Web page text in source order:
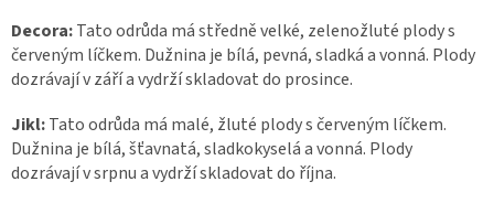
Decora:Tato odrůda má středně velké, zelenožluté plody s
červeným líčkem. Dužnina je bílá, pevná, sladká a vonná. Plody
dozrávají v září a vydrží skladovat do prosince.
Jikl:Tato odrůda má malé, žluté plody s červeným líčkem.
Dužnina je bílá, šťavnatá, sladkokyselá a vonná. Plody
dozrávají v srpnu a vydrží skladovat do října.